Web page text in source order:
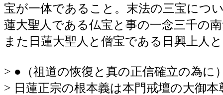
宝が一体であること。末法の三宝につ
蓮大聖人である仏宝と事の一念三千の
また日蓮大聖人と僧宝である日興上人
> ●（祖道の恢復と真の正信確立の為に
> 日蓮正宗の根本義は本門戒壇の大御